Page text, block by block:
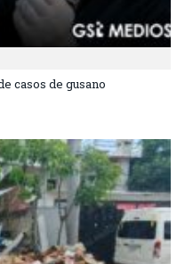
casos de gusano